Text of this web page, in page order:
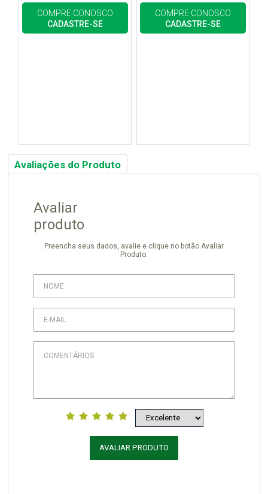
COMPRE CONOSCO
CADASTRE-SE
COMPRE CONOSCO
CADASTRE-SE
Avaliações do Produto
Avaliar
produto
Preencha seus dados, avalie e clique no botão Avaliar
Produto.
AVALIAR PRODUTO